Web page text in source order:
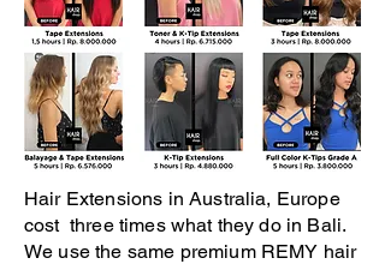
Hair Extensions in Australia, Europe
cost three times what they do in Bali.
We use the same premium REMY hair